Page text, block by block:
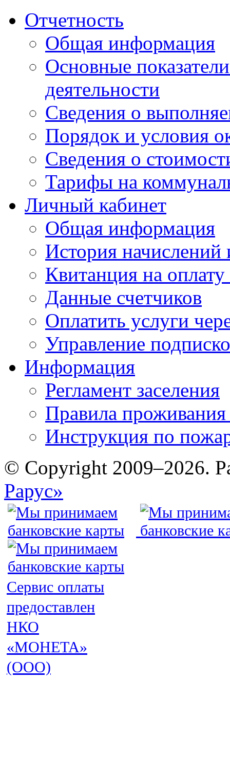
Отчетность
Общая информация
Основные
деятельности
Сведения о
Порядок и условия
Сведения о
Тарифы на
Личный кабинет
Общая информация
История начислений
Квитанция на
Данные счетчиков
Оплатить услуги
Управление
Информация
Регламент заселения
Правила
Инструкция по
© Copyright 2009–2026.
Рарус»
Сервис оплаты
предоставлен
НКО
«МОНЕТА»
(ООО)